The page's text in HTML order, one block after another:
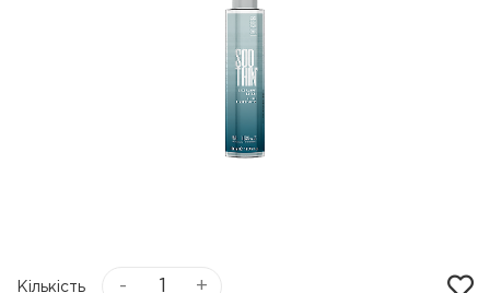
Кількість - +